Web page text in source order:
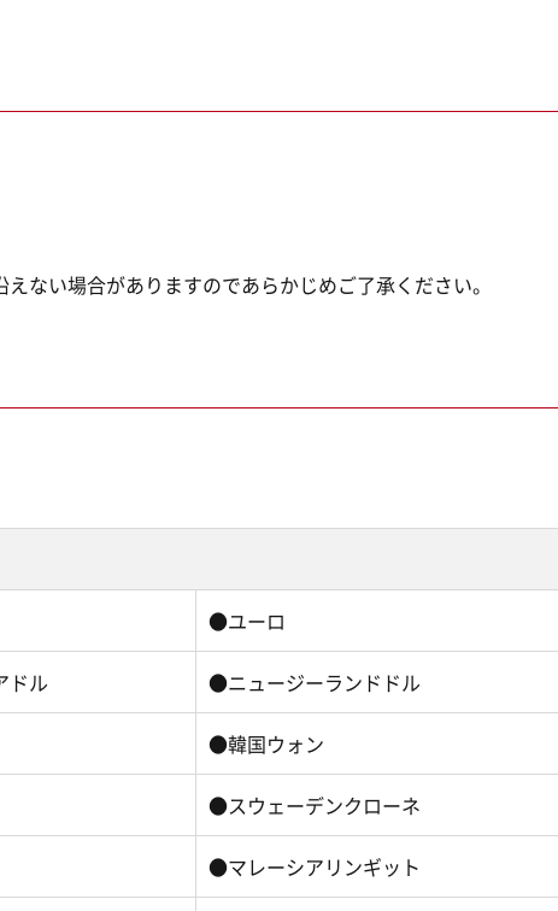
ない場合がありますのであらかじめご了承ください。
●ユーロ
ドル ●ニュージーランドドル
●韓国ウォン
●スウェーデンクローネ
●マレーシアリンギット